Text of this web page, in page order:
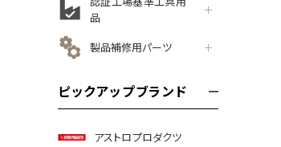
品
製品補修用パーツ
ピックアップブランド
アストロプロダクツ